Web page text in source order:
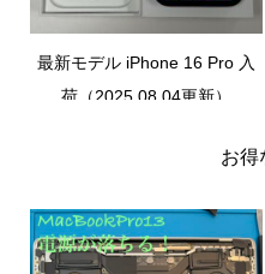
最新モデル iPhone 16 Pro 入
荷（2025.08.04更新）
お得